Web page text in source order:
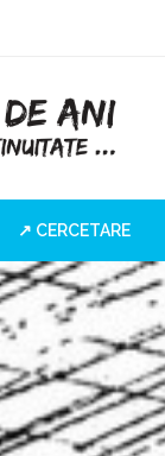
↗ CERCETARE